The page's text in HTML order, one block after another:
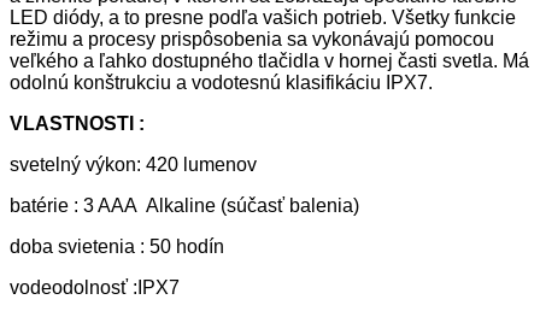
LED diódy, a to presne podľa vašich potrieb. Všetky funkcie
režimu a procesy prispôsobenia sa vykonávajú pomocou
veľkého a ľahko dostupného tlačidla v hornej časti svetla. Má
odolnú konštrukciu a vodotesnú klasifikáciu IPX7.
VLASTNOSTI :
svetelný výkon: 420 lumenov
batérie : 3 AAA Alkaline (súčasť balenia)
doba svietenia : 50 hodín
vodeodolnosť :IPX7